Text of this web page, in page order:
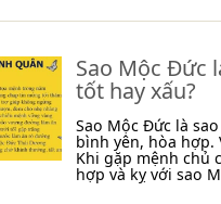
Sao Mộc Đức
tốt hay xấu?
Sao Mộc Đức là
bình yên, hòa hợp.
Khi gặp mệnh chủ
hợp và kỵ với sao